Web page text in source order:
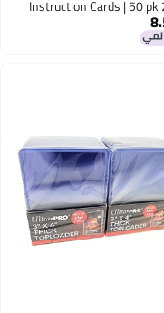
Instruction Cards | 50 pk
Packaging Client Inserts
Business Thank You